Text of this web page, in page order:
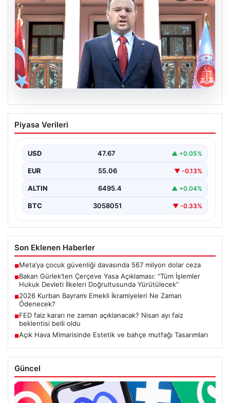
06.08.2026
Bakan Gürlek’ten Çerçeve Yasa
Açıklaması: “Tüm İşlemler Hukuk
Yürütülecek”
Adalet Bakanı Akın Gürlek, terörle mücadelede yeni bir
dönemi başlatacak çerçeve yasanın Meclis’te kabul…
Piyasa Verileri
USD 47.67 ▲ +0.05%
EUR 55.06 ▼ -0.13%
ALTIN 6495.4 ▲ +0.04%
BTC 3058051 ▼ -0.33%
Son Eklenen Haberler
■Meta’ya çocuk güvenliği davasında 567 milyon dolar ceza
■Bakan Gürlek’ten Çerçeve Yasa Açıklaması: “Tüm İşlemler
Hukuk Devleti İlkeleri Doğrultusunda Yürütülecek”
■2026 Kurban Bayramı Emekli İkramiyeleri Ne Zaman
Ödenecek?
■FED faiz kararı ne zaman açıklanacak? Nisan ayı faiz
beklentisi belli oldu
■Açık Hava Mimarisinde Estetik ve bahçe mutfağı Tasarımları
Güncel